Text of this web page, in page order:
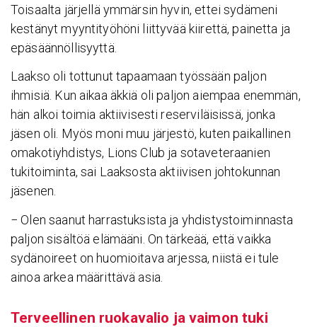
Toisaalta järjellä ymmärsin hyvin, ettei sydämeni
kestänyt myyntityöhöni liittyvää kiirettä, painetta ja
epäsäännöllisyyttä.
Laakso oli tottunut tapaamaan työssään paljon
ihmisiä. Kun aikaa äkkiä oli paljon aiempaa enemmän,
hän alkoi toimia aktiivisesti reserviläisissä, jonka
jäsen oli. Myös moni muu järjestö, kuten paikallinen
omakotiyhdistys, Lions Club ja sotaveteraanien
tukitoiminta, sai Laaksosta aktiivisen johtokunnan
jäsenen.
− Olen saanut harrastuksista ja yhdistystoiminnasta
paljon sisältöä elämääni. On tärkeää, että vaikka
sydänoireet on huomioitava arjessa, niistä ei tule
ainoa arkea määrittävä asia.
Terveel­linen ruoka­valio ja vaimon tuki